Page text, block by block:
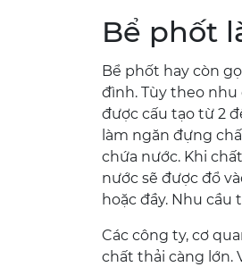
Bể phốt
Bể phốt hay còn
đình. Tùy theo
được cấu tạo từ 2
làm ngăn đựng
chứa nước. Khi
nước sẽ được đổ
hoặc đầy. Nhu
Các công ty, cơ
chất thải càng lớn.